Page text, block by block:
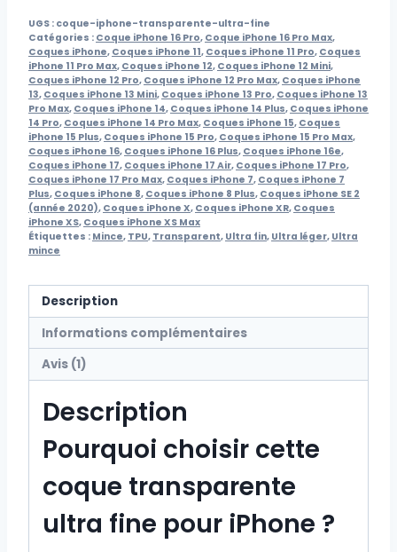
UGS : coque-iphone-transparente-ultra-fine
Catégories : Coque iPhone 16 Pro, Coque iPhone 16 Pro Max,
Coques iPhone, Coques iPhone 11, Coques iPhone 11 Pro, Coques
iPhone 11 Pro Max, Coques iPhone 12, Coques iPhone 12 Mini,
Coques iPhone 12 Pro, Coques iPhone 12 Pro Max, Coques iPhone
13, Coques iPhone 13 Mini, Coques iPhone 13 Pro, Coques iPhone 13
Pro Max, Coques iPhone 14, Coques iPhone 14 Plus, Coques iPhone
14 Pro, Coques iPhone 14 Pro Max, Coques iPhone 15, Coques
iPhone 15 Plus, Coques iPhone 15 Pro, Coques iPhone 15 Pro Max,
Coques iPhone 16, Coques iPhone 16 Plus, Coques iPhone 16e,
Coques iPhone 17, Coques iPhone 17 Air, Coques iPhone 17 Pro,
Coques iPhone 17 Pro Max, Coques iPhone 7, Coques iPhone 7
Plus, Coques iPhone 8, Coques iPhone 8 Plus, Coques iPhone SE 2
(année 2020), Coques iPhone X, Coques iPhone XR, Coques
iPhone XS, Coques iPhone XS Max
Étiquettes : Mince, TPU, Transparent, Ultra fin, Ultra léger, Ultra
mince
Description
Informations complémentaires
Avis (1)
Description
Pourquoi choisir cette
coque transparente
ultra fine pour iPhone ?